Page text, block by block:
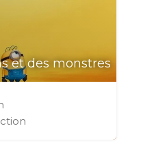
et des monstres